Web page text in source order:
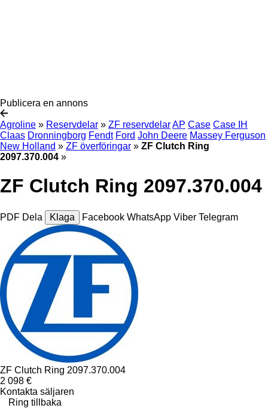
Publicera en annons
Agroline » Reservdelar » ZF reservdelarAP Case Case IH
Claas Dronningborg Fendt Ford John Deere Massey Ferguson
New Holland » ZF överföringar » ZF Clutch Ring
2097.370.004 »
ZF Clutch Ring 2097.370.004
PDF Dela Klaga Facebook WhatsApp Viber Telegram
ZF Clutch Ring 2097.370.004
2 098 €
Kontakta säljaren
Ring tillbaka